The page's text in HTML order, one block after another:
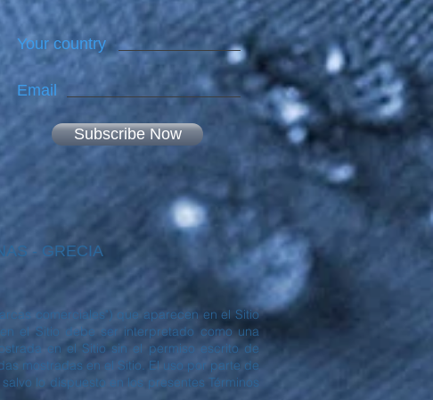
Your country
Email
Subscribe Now
- GRECIA
comerciales") que aparecen en el Sitio
el Sitio debe ser interpretado como una
en el Sitio sin el permiso escrito de
mostradas en el Sitio. El uso por parte de
lo dispuesto en los presentes Términos